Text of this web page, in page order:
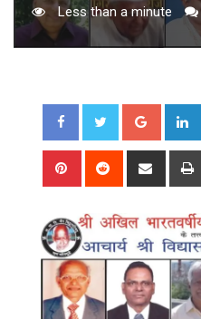
Less than a minute
Google+
Pinterest Reddit
Share